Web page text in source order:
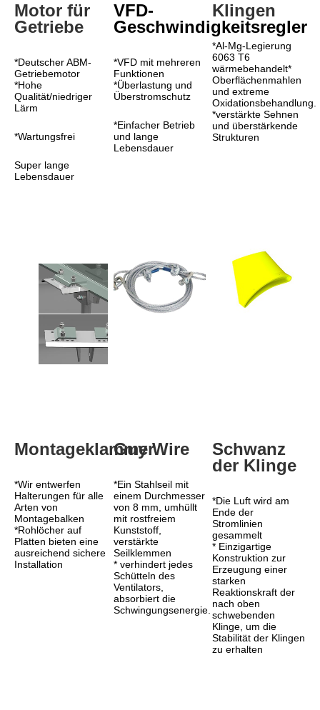
Motor für
Getriebe
*Deutscher ABM-
Getriebemotor
*Hohe
Qualität/niedriger
Lärm
*Wartungsfrei
Super lange
Lebensdauer
VFD-
Geschwindigkeitsregler
*VFD mit mehreren
Funktionen
*Überlastung und
Überstromschutz
*Einfacher Betrieb
und lange
Lebensdauer
Klingen
*Al-Mg-Legierung
6063 T6
wärmebehandelt*
Oberflächenmahlen
und extreme
Oxidationsbehandlung.
*verstärkte Sehnen
und überstärkende
Strukturen
Montageklammer
*Wir entwerfen
Halterungen für alle
Arten von
Montagebalken
*Rohlöcher auf
Platten bieten eine
ausreichend sichere
Installation
Guy Wire
*Ein Stahlseil mit
einem Durchmesser
von 8 mm, umhüllt
mit rostfreiem
Kunststoff,
verstärkte
Seilklemmen
* verhindert jedes
Schütteln des
Ventilators,
absorbiert die
Schwingungsenergie.
Schwanz
der Klinge
*Die Luft wird am
Ende der
Stromlinien
gesammelt
* Einzigartige
Konstruktion zur
Erzeugung einer
starken
Reaktionskraft der
nach oben
schwebenden
Klinge, um die
Stabilität der Klingen
zu erhalten